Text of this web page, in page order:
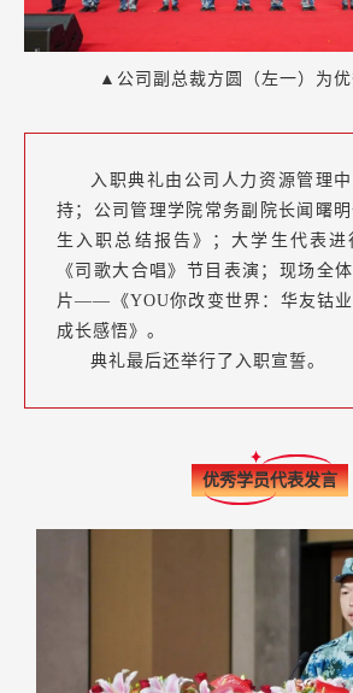
▲公司副总裁方圆（左一）为
入职典礼由公司人力资源管理
持；公司管理学院常务副院长闻曙
生入职总结报告》；大学生代表进
《司歌大合唱》节目表演；现场全
片——《YOU你改变世界：华友钴业
成长感悟》。
典礼最后还举行了入职宣誓。
优秀学员代表发言